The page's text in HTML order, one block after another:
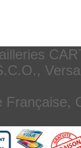
Française,